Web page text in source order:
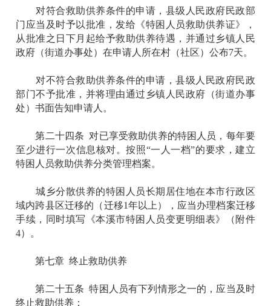
对符合救助供养条件的申请，县级人民政府民政部
门应当及时予以批准，发给《特困人员救助供养证》，
从批准之日下月起给予救助供养待遇，并通过乡镇人民
政府（街道办事处）在申请人所在村（社区）公布7天。
对不符合救助供养条件的申请，县级人民政府民政
部门不予批准，并将理由通过乡镇人民政府（街道办事
处）书面告知申请人。
第二十四条 对已享受救助供养的特困人员，每年要
至少进行一次信息核对。按照“一人一档”的要求，建立
特困人员救助供养分类管理档案。
城乡分散供养的特困人员长期居住地在本市行政区
域内跨县区迁移的（迁移1年以上），应当办理档案迁移
手续，同时填写《本溪市特困人员变更明细表》（附件
4）。
第七章 终止救助供养
第二十五条 特困人员有下列情形之一的，应当及时
终止救助供养：